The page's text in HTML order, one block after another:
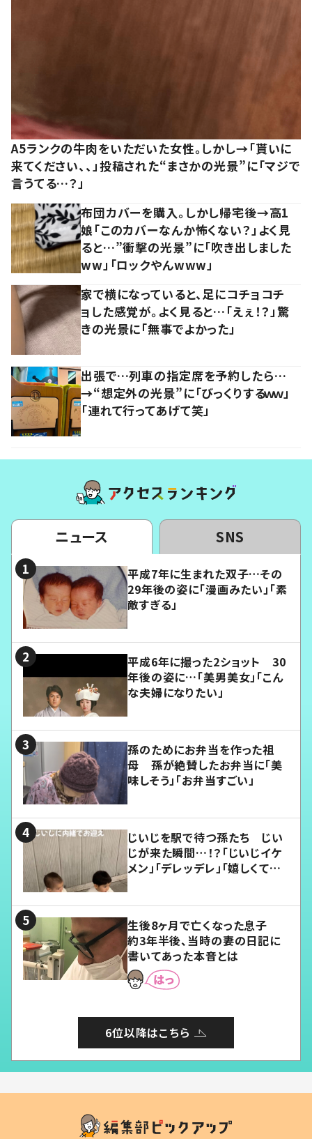
A5ランクの牛肉をいただいた女性。しかし→「貰いに
来てください、、」投稿された“まさかの光景”に「マジで
言うてる…？」
布団カバーを購入。しかし帰宅後→高1
娘「このカバーなんか怖くない？」よく見
ると…”衝撃の光景”に「吹き出しました
ww」「ロックやんwww」
家で横になっていると、足にコチョコチ
ョした感覚が。よく見ると…「えぇ！？」驚
きの光景に「無事でよかった」
出張で…列車の指定席を予約したら…
→“想定外の光景”に「びっくりするｗｗ」
「連れて行ってあげて笑」
ニュース SNS
平成7年に生まれた双子…その
29年後の姿に「漫画みたい」「素
敵すぎる」
平成6年に撮った2ショット 30
年後の姿に…「美男美女」「こん
な夫婦になりたい」
孫のためにお弁当を作った祖
母 孫が絶賛したお弁当に「美
味しそう」「お弁当すごい」
じいじを駅で待つ孫たち じい
じが来た瞬間…！？「じいじイケ
メン」「デレッデレ」「嬉しくて可
生後8ヶ月で亡くなった息子
約3年半後、当時の妻の日記に
書いてあった本音とは
6位以降はこちら